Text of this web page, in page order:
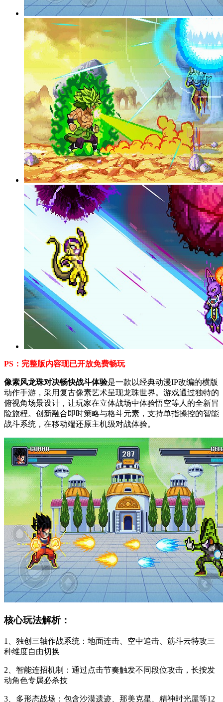
PS：完整版内容现已开放免费畅玩
像素风龙珠对决畅快战斗体验是一款以经典动漫IP改编的横版
动作手游，采用复古像素艺术呈现龙珠世界。游戏通过独特的
俯视角场景设计，让玩家在立体战场中体验悟空等人的全新冒
险旅程。创新融合即时策略与格斗元素，支持单指操控的智能
战斗系统，在移动端还原主机级对战体验。
核心玩法解析：
1、独创三轴作战系统：地面连击、空中追击、筋斗云特攻三
种维度自由切换
2、智能连招机制：通过点击节奏触发不同段位攻击，长按发
动角色专属必杀技
3、多形态战场：包含沙漠遗迹、那美克星、精神时光屋等12